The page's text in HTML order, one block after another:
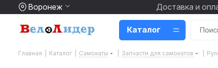
Воронеж Доставка и
Каталог
Главная Каталог Самокаты Запчасти для самокатов